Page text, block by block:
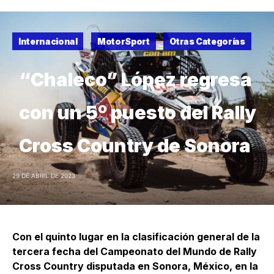
Internacional MotorSport Otras Categorías
“Chaleco” López regresa
con un 5º puesto del Rally
Cross Country de Sonora
29 DE ABRIL DE 2023
Con el quinto lugar en la clasificación general de la
tercera fecha del Campeonato del Mundo de Rally
Cross Country disputada en Sonora, México, en la